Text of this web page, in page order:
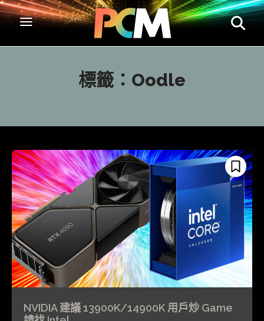
標籤： Oodle
NVIDIA 建議 13900K/14900K 用戶炒 Game